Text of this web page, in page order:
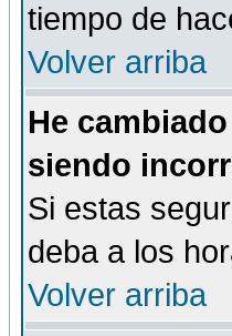
tiempo de
Volver arriba
He
siendo
Si estas
deba a los
Volver arriba